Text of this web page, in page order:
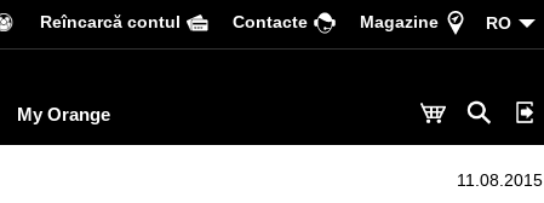
Reîncarcă contul Сontacte Magazine RO
My Orange
11.08.2015